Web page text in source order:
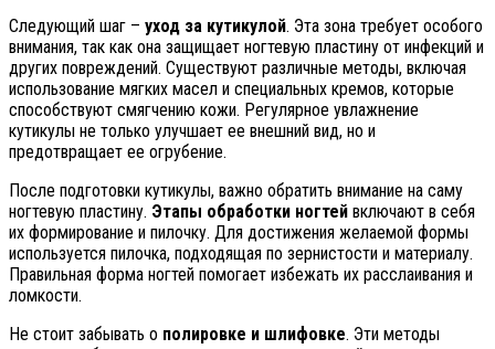
Следующий шаг – уход за кутикулой. Эта зона требует особого
внимания, так как она защищает ногтевую пластину от инфекций и
других повреждений. Существуют различные методы, включая
использование мягких масел и специальных кремов, которые
способствуют смягчению кожи. Регулярное увлажнение
кутикулы не только улучшает ее внешний вид, но и
предотвращает ее огрубение.
После подготовки кутикулы, важно обратить внимание на саму
ногтевую пластину. Этапы обработки ногтей включают в себя
их формирование и пилочку. Для достижения желаемой формы
используется пилочка, подходящая по зернистости и материалу.
Правильная форма ногтей помогает избежать их расслаивания и
ломкости.
Не стоит забывать о полировке и шлифовке. Эти методы